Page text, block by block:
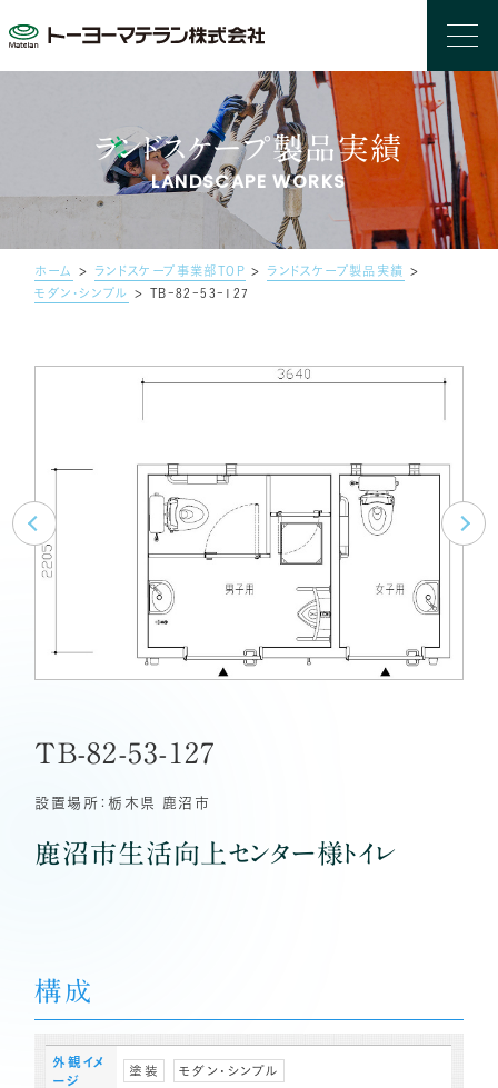
ランドスケープ製品実績
LANDSCAPE WORKS
ホーム > ランドスケープ事業部TOP > ランドスケープ製品実績
>
モダン・シンプル
> TB-82-53-127
TB-82-53-127
設置場所：栃木県 鹿沼市
鹿沼市生活向上センター様トイレ
構成
外観イメ
ージ
塗装 モダン・シンプル